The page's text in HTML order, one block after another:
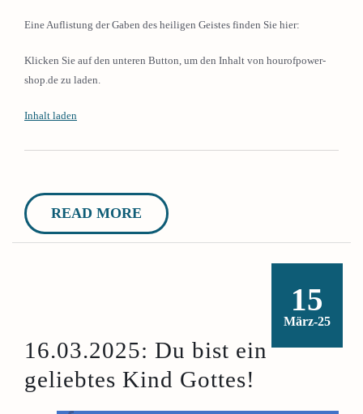
Eine Auflistung der Gaben des heiligen Geistes finden Sie hier:
Klicken Sie auf den unteren Button, um den Inhalt von hourofpower-
shop.de zu laden.
Inhalt laden
READ MORE
15
März-25
16.03.2025: Du bist ein
geliebtes Kind Gottes!